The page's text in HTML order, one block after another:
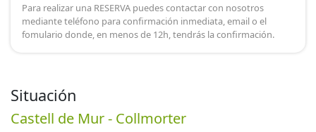
Situación
Castell de Mur - Collmorter
Para realizar una RESERVA puedes contactar con nosotros
mediante teléfono para confirmación inmediata, email o el
fomulario donde, en menos de 12h, tendrás la confirmación.